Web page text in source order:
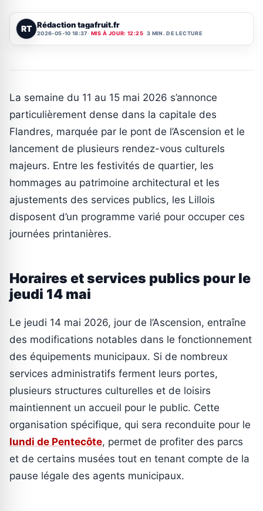
RT Rédaction tagafruit.fr
2026-05-10 18:37 MIS À JOUR: 12:25 3 MIN. DE LECTURE
La semaine du 11 au 15 mai 2026 s’annonce
particulièrement dense dans la capitale des
Flandres, marquée par le pont de l’Ascension et le
lancement de plusieurs rendez-vous culturels
majeurs. Entre les festivités de quartier, les
hommages au patrimoine architectural et les
ajustements des services publics, les Lillois
disposent d’un programme varié pour occuper ces
journées printanières.
Horaires et services publics pour le
jeudi 14 mai
Le jeudi 14 mai 2026, jour de l’Ascension, entraîne
des modifications notables dans le fonctionnement
des équipements municipaux. Si de nombreux
services administratifs ferment leurs portes,
plusieurs structures culturelles et de loisirs
maintiennent un accueil pour le public. Cette
organisation spécifique, qui sera reconduite pour le
lundi de Pentecôte, permet de profiter des parcs
et de certains musées tout en tenant compte de la
pause légale des agents municipaux.